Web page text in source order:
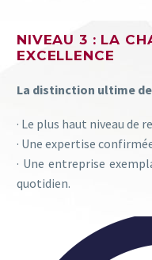
NIVEAU 3 : LA
EXCELLENCE
La distinction ultime
· Le plus haut niveau de
· Une expertise
· Une entreprise
quotidien.